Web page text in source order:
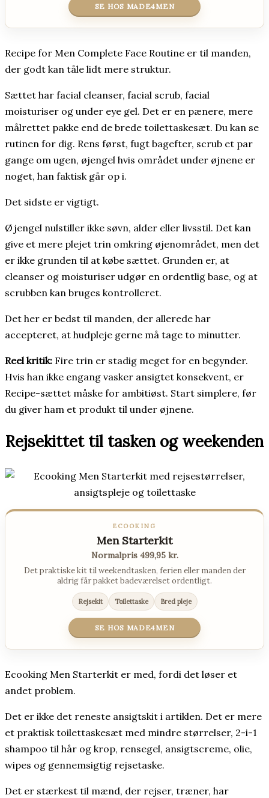
SE HOS MADE4MEN
Recipe for Men Complete Face Routine er til manden,
der godt kan tåle lidt mere struktur.
Sættet har facial cleanser, facial scrub, facial
moisturiser og under eye gel. Det er en pænere, mere
målrettet pakke end de brede toilettaskesæt. Du kan se
rutinen for dig. Rens først, fugt bagefter, scrub et par
gange om ugen, øjengel hvis området under øjnene er
noget, han faktisk går op i.
Det sidste er vigtigt.
Øjengel nulstiller ikke søvn, alder eller livsstil. Det kan
give et mere plejet trin omkring øjenområdet, men det
er ikke grunden til at købe sættet. Grunden er, at
cleanser og moisturiser udgør en ordentlig base, og at
scrubben kan bruges kontrolleret.
Det her er bedst til manden, der allerede har
accepteret, at hudpleje gerne må tage to minutter.
Reel kritik: Fire trin er stadig meget for en begynder.
Hvis han ikke engang vasker ansigtet konsekvent, er
Recipe-sættet måske for ambitiøst. Start simplere, før
du giver ham et produkt til under øjnene.
Rejsekittet til tasken og weekenden
ECOOKING
Men Starterkit
Normalpris 499,95 kr.
Det praktiske kit til weekendtasken, ferien eller manden der
aldrig får pakket badeværelset ordentligt.
Rejsekit Toilettaske Bred pleje
SE HOS MADE4MEN
Ecooking Men Starterkit er med, fordi det løser et
andet problem.
Det er ikke det reneste ansigtskit i artiklen. Det er mere
et praktisk toilettaskesæt med mindre størrelser, 2-i-1
shampoo til hår og krop, rensegel, ansigtscreme, olie,
wipes og gennemsigtig rejsetaske.
Det er stærkest til mænd, der rejser, træner, har